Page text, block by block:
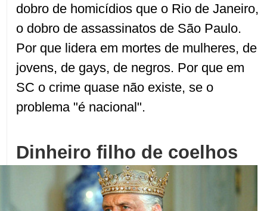
dobro de homicídios que o Rio de Janeiro,
o dobro de assassinatos de São Paulo.
Por que lidera em mortes de mulheres, de
jovens, de gays, de negros. Por que em
SC o crime quase não existe, se o
problema "é nacional".
Dinheiro filho de coelhos